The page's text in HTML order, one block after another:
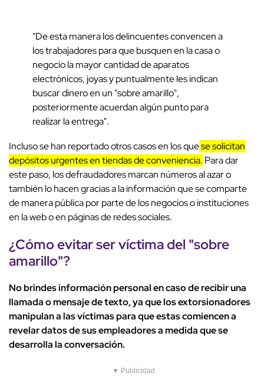
"De esta manera los delincuentes convencen a
los trabajadores para que busquen en la casa o
negocio la mayor cantidad de aparatos
electrónicos, joyas y puntualmente les indican
buscar dinero en un "sobre amarillo",
posteriormente acuerdan algún punto para
realizar la entrega".
Incluso se han reportado otros casos en los quese solicitan
depósitos urgentes en tiendas de conveniencia. Para dar
este paso, los defraudadores marcan números al azar o
también lo hacen gracias a la información que se comparte
de manera pública por parte de los negocios o instituciones
en la web o en páginas de redes sociales.
¿Cómo evitar ser víctima del "sobre
amarillo"?
No brindes información personal en caso de recibir una
llamada o mensaje de texto, ya que los extorsionadores
manipulan a las víctimas para que estas comiencen a
revelar datos de sus empleadores a medida que se
desarrolla la conversación.
▼ Publicidad